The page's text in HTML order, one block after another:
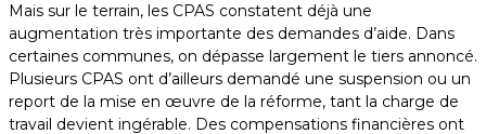
Mais sur le terrain, les CPAS constatent déjà une
augmentation très importante des demandes d’aide. Dans
certaines communes, on dépasse largement le tiers annoncé.
Plusieurs CPAS ont d’ailleurs demandé une suspension ou un
report de la mise en œuvre de la réforme, tant la charge de
travail devient ingérable. Des compensations financières ont